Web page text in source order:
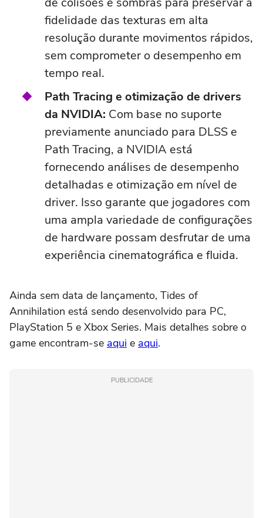
fidelidade das texturas em alta
resolução durante movimentos rápidos,
sem comprometer o desempenho em
tempo real.
Path Tracing e otimização de drivers
da NVIDIA: Com base no suporte
previamente anunciado para DLSS e
Path Tracing, a NVIDIA está
fornecendo análises de desempenho
detalhadas e otimização em nível de
driver. Isso garante que jogadores com
uma ampla variedade de configurações
de hardware possam desfrutar de uma
experiência cinematográfica e fluida.
Ainda sem data de lançamento, Tides of
Annihilation está sendo desenvolvido para PC,
PlayStation 5 e Xbox Series. Mais detalhes sobre o
game encontram-se aqui e aqui.
PUBLICIDADE